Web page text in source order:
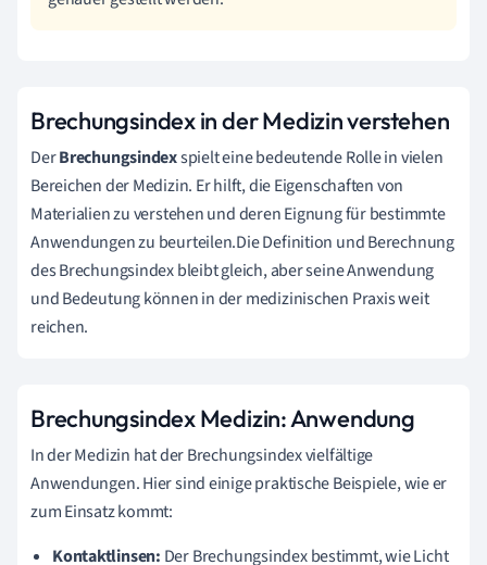
Brechungsindex in der Medizin verstehen
DerBrechungsindexspielt eine bedeutende Rolle in vielen
Bereichen der Medizin. Er hilft, die Eigenschaften von
Materialien zu verstehen und deren Eignung für bestimmte
Anwendungen zu beurteilen.Die Definition und Berechnung
des Brechungsindex bleibt gleich, aber seine Anwendung
und Bedeutung können in der medizinischen Praxis weit
reichen.
Brechungsindex Medizin: Anwendung
In der Medizin hat der Brechungsindex vielfältige
Anwendungen. Hier sind einige praktische Beispiele, wie er
zum Einsatz kommt:
Kontaktlinsen: Der Brechungsindex bestimmt, wie Licht